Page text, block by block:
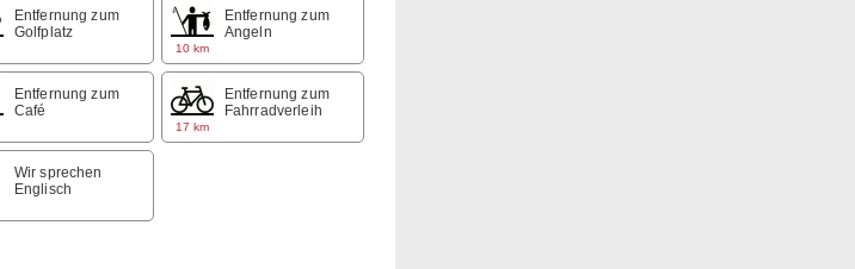
Entfernung zum
Golfplatz
10 km
Entfernung zum
Angeln
Entfernung zum
Café
17 km
Entfernung zum
Fahrradverleih
Wir sprechen
Englisch